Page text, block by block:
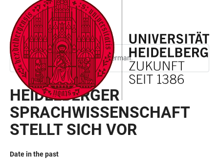
ACCESSIBILITY
LINKS
JUMP
TO
MAIN
CONTENT
OPEN
MAIN
NAVIGATION
OPEN
SEARCH
FORM
This page is only available in German.
HEIDELBERGER
SPRACHWISSENSCHAFT
STELLT SICH VOR
Date in the past